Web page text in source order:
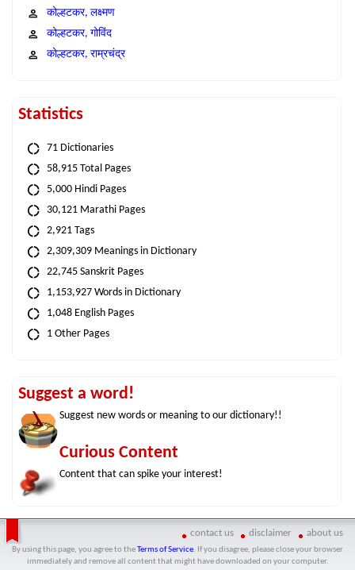
कोल्हटकर, लक्ष्मण
कोल्हटकर, गोविंद
कोल्हटकर, राम्रचंद्र
Statistics
71 Dictionaries
58,915 Total Pages
5,000 Hindi Pages
30,121 Marathi Pages
2,921 Tags
2,309,309 Meanings in Dictionary
22,745 Sanskrit Pages
1,153,927 Words in Dictionary
1,048 English Pages
1 Other Pages
Suggest a word!
Suggest new words or meaning to our dictionary!!
Curious Content
Content that can spike your interest!
contact us disclaimer about us
By using this page, you agree to theTerms of Service. If you disagree, please close your browser
immediately and remove all content that might have downloaded on your computer.